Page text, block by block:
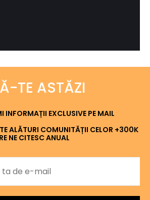
TE ASTĂZI
INFORMAȚII EXCLUSIVE PE MAIL
ALĂTURI COMUNITĂȚII CELOR +300K
NE CITESC ANUAL